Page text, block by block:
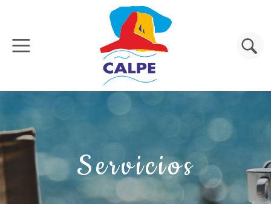
Pasar al contenido principal
Buscar
Servicios